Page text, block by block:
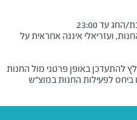
עד 23:00
ועזריאלי איננה אחראית על
להתעדכן באופן פרטני מול החנות
ביחס לפעילות החנות במוצ"ש